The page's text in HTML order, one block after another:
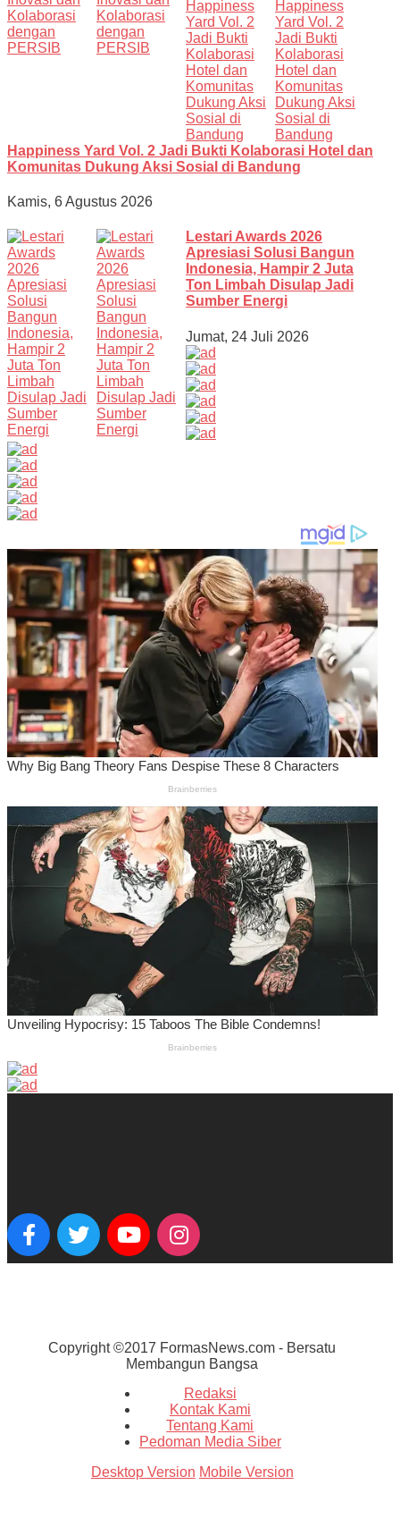
Happiness Yard Vol. 2 Jadi Bukti Kolaborasi Hotel dan
Komunitas Dukung Aksi Sosial di Bandung
Kamis, 6 Agustus 2026
Lestari Awards 2026
Apresiasi Solusi Bangun
Indonesia, Hampir 2 Juta
Ton Limbah Disulap Jadi
Sumber Energi
Jumat, 24 Juli 2026
Copyright ©2017 FormasNews.com - Bersatu
Membangun Bangsa
Redaksi
Kontak Kami
Tentang Kami
Pedoman Media Siber
Desktop Version Mobile Version